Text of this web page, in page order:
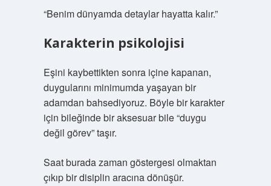
“Benim dünyamda detaylar hayatta kalır.”
Karakterin psikolojisi
Eşini kaybettikten sonra içine kapanan,
duygularını minimumda yaşayan bir
adamdan bahsediyoruz. Böyle bir karakter
için bileğinde bir aksesuar bile “duygu
değil görev” taşır.
Saat burada zaman göstergesi olmaktan
çıkıp bir disiplin aracına dönüşür.